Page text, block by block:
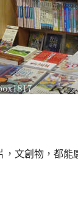
文創物，都能